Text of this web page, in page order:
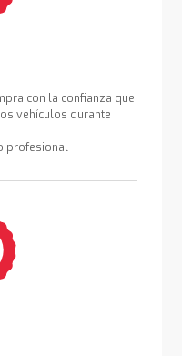
con la confianza que
vehículos durante
profesional